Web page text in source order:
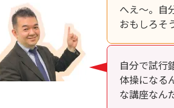
へえ～。自
おもしろそ
自分で試行
体操になる
な講座なん